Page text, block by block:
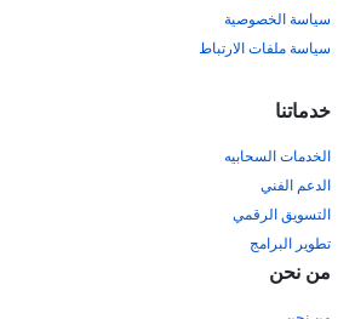
سياسة الخصوصية
سياسة ملفات الارتباط
خدماتنا
الخدمات السحابيه
الدعم الفني
التسويق الرقمي
تطوير البرامج
من نحن